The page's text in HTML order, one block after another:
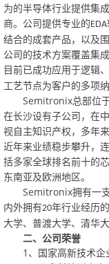
为的半导体行业提供集
商。公司提供专业的EDA
结合的成套产品，以及
公司的技术方案覆盖集
目前已成功应用于逻辑
工艺节点为客户的多项
Semitronix总部位
在长沙设有子公司，在
视自主知识产权，多年
近年来业绩稳步攀升，
括多家全球排名前十的
东南亚及欧洲地区。
Semitronix拥有一
内外拥有20年行业经历
大学、普渡大学、清华
二、 公司荣誉
1 、国家高新技术企